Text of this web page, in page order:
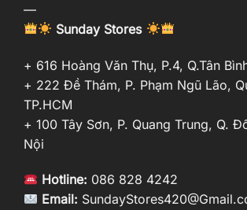
—
Sunday Stores
+ 616 Hoàng Văn Thụ, P.4, Q.Tân
+ 222 Đề Thám, P. Phạm Ngũ Lão,
TP.HCM
+ 100 Tây Sơn, P. Quang Trung, Q.
Nội
Hotline: 086 828 4242
Email: